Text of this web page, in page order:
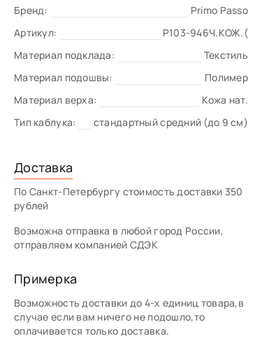
Бренд:
Primo Passo
Артикул:
P103-946Ч.КОЖ.(
Материал подклада:
Текстиль
Материал подошвы:
Полимер
Материал верха:
Кожа нат.
Тип каблука:
стандартный средний (до 9 см)
Доставка
По Санкт-Петербургу стоимость доставки 350
рублей
Возможна отправка в любой город России,
отправляем компанией СДЭК
Примерка
Возможность доставки до 4-х единиц товара,в
случае если вам ничего не подошло,то
оплачивается только доставка.